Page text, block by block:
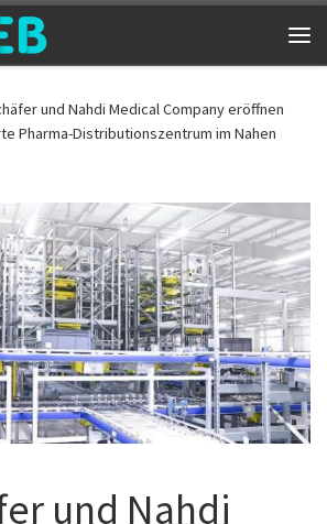
und Nahdi Medical Company eröffnen
Pharma-Distributionszentrum im Nahen
und Nahdi